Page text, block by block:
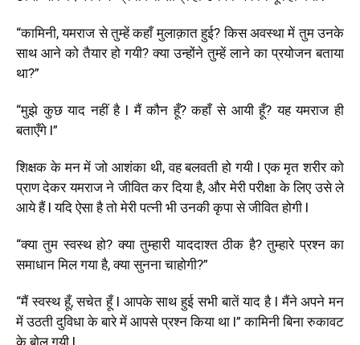
“कामिनी, यमराज से तुम्हें कहाँ मुलाक़ात हुई? किस अवस्था में तुम उनके
साथ आने को तैयार हो गयी? क्या उन्होंने तुम्हें लाने का प्रयोजन बताया
था?”
“मुझे कुछ याद नहीं है l मैं कौन हूँ? कहाँ से आयी हूँ? यह यमराज ही
बताएँगे l”
शिक्षक के मन में जो आशंका थी, वह बलवती हो गयी l एक मृत शरीर को
प्राण देकर यमराज ने जीवित कर दिया है, और मेरी परीक्षा के लिए उसे ले
आये हैं l यदि ऐसा है तो मेरी पत्नी भी उनकी कृपा से जीवित होगी l
“क्या तुम स्वस्थ हो? क्या तुम्हारी याददाश्त ठीक है? तुम्हारे प्रश्न का
समाधान मिल गया है, क्या सुनना चाहोगी?”
“मैं स्वस्थ हूँ, सचेत हूँ l आपके साथ हुई सभी बातें याद है l मैंने अपने मन
में उठती दुविधा के बारे में आपसे प्रश्न किया था l” कामिनी बिना रुकावट
के बोल गयी l